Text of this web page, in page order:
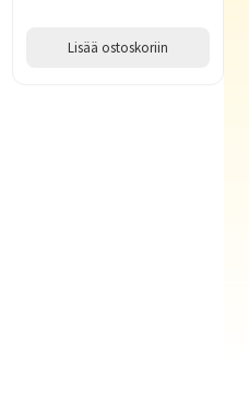
Lisää ostoskoriin